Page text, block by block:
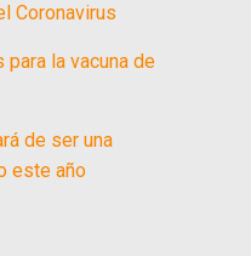
Coronavirus
la vacuna de
de ser una
este año